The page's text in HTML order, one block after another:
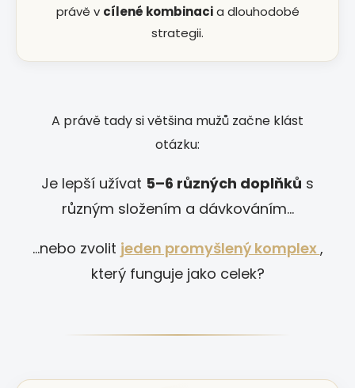
právě v cílené kombinacia dlouhodobé
strategii.
A právě tady si většina mužů začne klást
otázku:
Je lepší užívat 5–6 různých doplňků s
různým složením a dávkováním…
…nebo zvolit jeden promyšlený komplex,
který funguje jako celek?